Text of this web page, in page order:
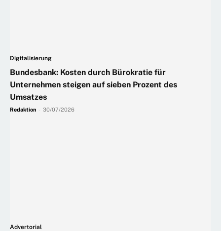
Digitalisierung
Bundesbank: Kosten durch Bürokratie für
Unternehmen steigen auf sieben Prozent des
Umsatzes
Redaktion 30/07/2026
Advertorial